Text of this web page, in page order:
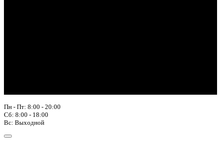
Пн - Пт: 8:00 - 20:00
Сб: 8:00 - 18:00
Вс: Выходной